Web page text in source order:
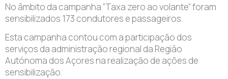
No âmbito da campanha “Taxa zero ao volante” foram
sensibilizados 173 condutores e passageiros.
Esta campanha contou com a participação dos
serviços da administração regional da Região
Autónoma dos Açores na realização de ações de
sensibilização.